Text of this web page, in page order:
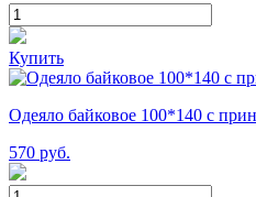
Купить
Одеяло байковое 100*140 с
570 руб.